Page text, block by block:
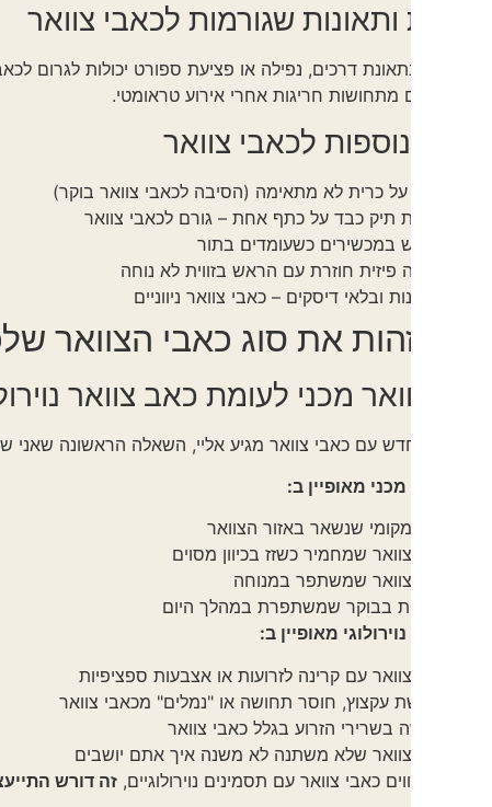
ותאונות שגורמות לכאבי צוואר
דרכים, נפילה או פציעת ספורט יכולות לגרום לכאבי צוואר
חריגות אחרי אירוע טראומטי.
לכאבי צוואר
על כרית לא מתאימה (הסיבה לכאבי צוואר בוקר)
תיק כבד על כתף אחת – גורם לכאבי צוואר
במכשירים כשעומדים בתור
פיזית חוזרת עם הראש בזווית לא נוחה
ובלאי דיסקים – כאבי צוואר ניווניים
את סוג כאבי הצוואר שלכם
מכני לעומת כאב צוואר נוירולוגי
עם כאבי צוואר מגיע אליי, השאלה הראשונה שאני שואל היא:
מאופיין ב:
שנשאר באזור הצוואר
שמחמיר כשזז בכיוון מסוים
שמשתפר במנוחה
בבוקר שמשתפרת במהלך היום
מאופיין ב:
עם קרינה לזרועות או אצבעות ספציפיות
עקצוץ, חוסר תחושה או "נמלים" מכאבי צוואר
בשרירי הזרוע בגלל כאבי צוואר
שלא משתנה לא משנה איך אתם יושבים
כאבי צוואר עם תסמינים נוירולוגיים, זה דורש התייעצות